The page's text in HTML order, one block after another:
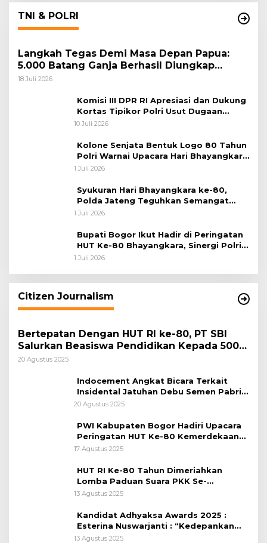
TNI & POLRI
Langkah Tegas Demi Masa Depan Papua:
5.000 Batang Ganja Berhasil Diungkap
Koops TNI Habema
18 Juli 2026
Komisi III DPR RI Apresiasi dan Dukung
Kortas Tipikor Polri Usut Dugaan
Korupsi Batu Bara
10 Juli 2026
Kolone Senjata Bentuk Logo 80 Tahun
Polri Warnai Upacara Hari Bhayangkara
ke-80
1 Juli 2026
Syukuran Hari Bhayangkara ke-80,
Polda Jateng Teguhkan Semangat
Pengabdian dan Pererat Kebersamaan
1 Juli 2026
Bupati Bogor Ikut Hadir di Peringatan
HUT Ke-80 Bhayangkara, Sinergi Polri
dan Pemkab Bogor Jadi Kunci Menjaga
1 Juli 2026
Citizen Journalism
Bertepatan Dengan HUT RI ke-80, PT SBI
Salurkan Beasiswa Pendidikan Kepada 500
Pelajar
20 Agustus 2025
Indocement Angkat Bicara Terkait
Insidental Jatuhan Debu Semen Pabrik
Citeureup
20 Agustus 2025
PWI Kabupaten Bogor Hadiri Upacara
Peringatan HUT Ke-80 Kemerdekaan
RI, di Lapangan Tegar Beriman
17 Agustus 2025
HUT RI Ke-80 Tahun Dimeriahkan
Lomba Paduan Suara PKK Se-
Kabupaten Bogor
13 Agustus 2025
Kandidat Adhyaksa Awards 2025 :
Esterina Nuswarjanti : “Kedepankan
Keadilan Restoratif Wujudkan
13 Agustus 2025